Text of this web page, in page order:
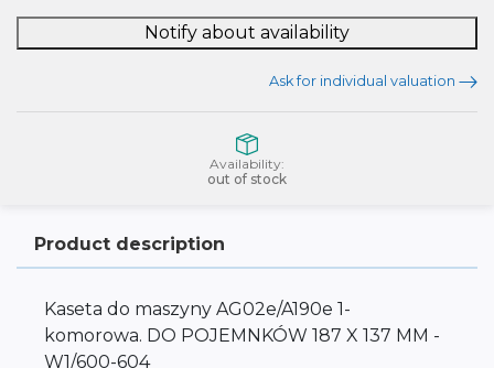
Notify about availability
Ask for individual valuation
Availability:
out of stock
Product description
Kaseta do maszyny AG02e/A190e 1-
komorowa. DO POJEMNKÓW 187 X 137 MM -
W1/600-604